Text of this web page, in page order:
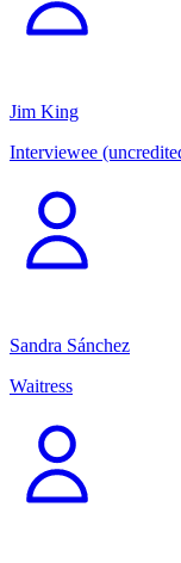
Jim King
Interviewee
Sandra Sánchez
Waitress